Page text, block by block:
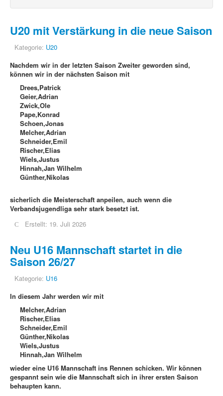
U20 mit Verstärkung in die neue Saison
Kategorie: U20
Nachdem wir in der letzten Saison Zweiter geworden sind,
können wir in der nächsten Saison mit
Drees,Patrick
Geier,Adrian
Zwick,Ole
Pape,Konrad
Schoen,Jonas
Melcher,Adrian
Schneider,Emil
Rischer,Elias
Wiels,Justus
Hinnah,Jan Wilhelm
Günther,Nikolas
sicherlich die Meisterschaft anpeilen, auch wenn die
Verbandsjugendliga sehr stark besetzt ist.
Erstellt: 19. Juli 2026
Neu U16 Mannschaft startet in die
Saison 26/27
Kategorie: U16
In diesem Jahr werden wir mit
Melcher,Adrian
Rischer,Elias
Schneider,Emil
Günther,Nikolas
Wiels,Justus
Hinnah,Jan Wilhelm
wieder eine U16 Mannschaft ins Rennen schicken. Wir können
gespannt sein wie die Mannschaft sich in ihrer ersten Saison
behaupten kann.